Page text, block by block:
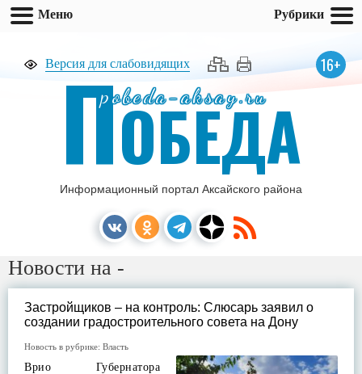
Версия для слабовидящих 16+
pobeda-aksay.ru
ПОБЕДА
Информационный портал Аксайского района
Новости на -
Застройщиков – на контроль: Слюсарь заявил о
создании градостроительного совета на Дону
Новость в рубрике: Власть
Врио Губернатора
Меню Рубрики